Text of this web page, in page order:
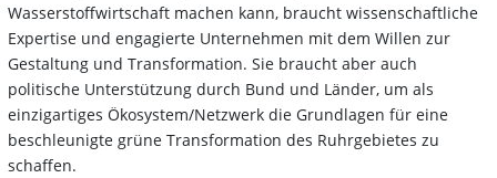
Wasserstoffwirtschaft machen kann, braucht wissenschaftliche
Expertise und engagierte Unternehmen mit dem Willen zur
Gestaltung und Transformation. Sie braucht aber auch
politische Unterstützung durch Bund und Länder, um als
einzigartiges Ökosystem/Netzwerk die Grundlagen für eine
beschleunigte grüne Transformation des Ruhrgebietes zu
schaffen.